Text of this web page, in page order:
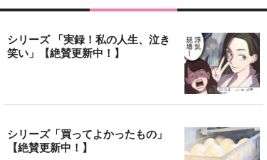
シリーズ 「実録！私の人生、泣き
笑い」【絶賛更新中！】
シリーズ「買ってよかったもの」
【絶賛更新中！】